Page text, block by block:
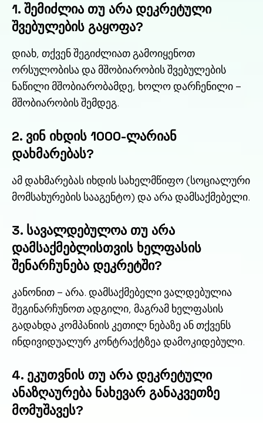
1. შემიძლია თუ არა დეკრეტული
შვებულების გაყოფა?
დიახ, თქვენ შეგიძლიათ გამოიყენოთ
ორსულობისა და მშობიარობის შვებულების
ნაწილი მშობიარობამდე, ხოლო დარჩენილი –
მშობიარობის შემდეგ.
2. ვინ იხდის 1000-ლარიან
დახმარებას?
ამ დახმარებას იხდის სახელმწიფო (სოციალური
მომსახურების სააგენტო) და არა დამსაქმებელი.
3. სავალდებულოა თუ არა
დამსაქმებლისთვის ხელფასის
შენარჩუნება დეკრეტში?
კანონით – არა. დამსაქმებელი ვალდებულია
შეგინარჩუნოთ ადგილი, მაგრამ ხელფასის
გადახდა კომპანიის კეთილ ნებაზე ან თქვენს
ინდივიდუალურ კონტრაქტზეა დამოკიდებული.
4. ეკუთვნის თუ არა დეკრეტული
ანაზღაურება ნახევარ განაკვეთზე
მომუშავეს?